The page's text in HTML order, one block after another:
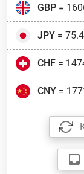
GBP=
JPY=
CHF=
CNY=